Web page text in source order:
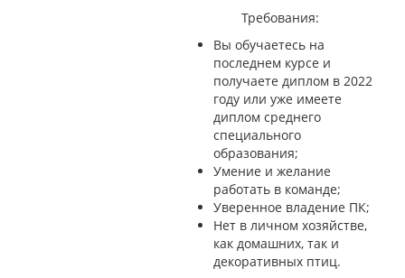
Требования:
Вы обучаетесь на
последнем курсе и
получаете диплом в 2022
году или уже имеете
диплом среднего
специального
образования;
Умение и желание
работать в команде;
Уверенное владение ПК;
Нет в личном хозяйстве,
как домашних, так и
декоративных птиц.